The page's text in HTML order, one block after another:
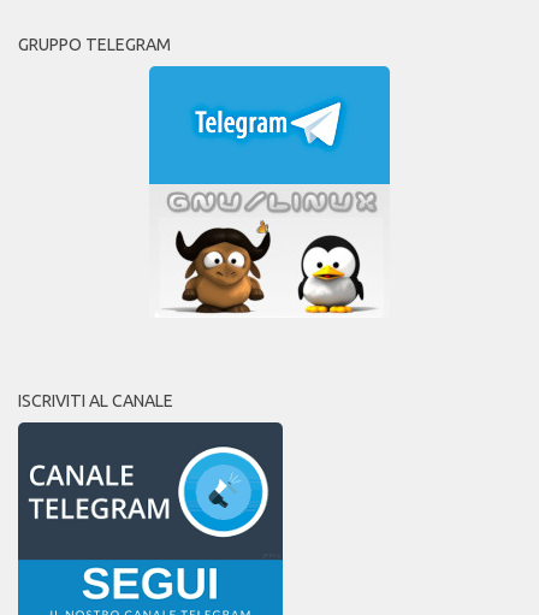
GRUPPO TELEGRAM
ISCRIVITI AL CANALE